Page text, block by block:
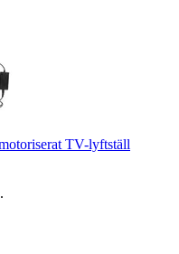
TV-lyftställ
.